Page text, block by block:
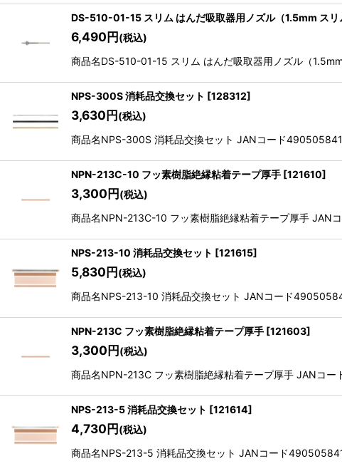
DS-510-01-15 スリム はんだ吸取器用ノズル（1.5mm スリ
6,490円(税込)
商品名DS-510-01-15 スリム はんだ吸取器用ノズル（
NPS-300S 消耗品交換セット [128312]
3,630円(税込)
商品名NPS-300S 消耗品交換セット JANコード
NPN-213C-10 フッ素樹脂絶縁粘着テープ厚手 [121610]
3,300円(税込)
商品名NPN-213C-10 フッ素樹脂絶縁粘着テープ厚手
NPS-213-10 消耗品交換セット [121615]
5,830円(税込)
商品名NPS-213-10 消耗品交換セット JANコード
NPN-213C フッ素樹脂絶縁粘着テープ厚手 [121603]
3,300円(税込)
商品名NPN-213C フッ素樹脂絶縁粘着テープ厚手 JAN
NPS-213-5 消耗品交換セット [121614]
4,730円(税込)
商品名NPS-213-5 消耗品交換セット JANコード